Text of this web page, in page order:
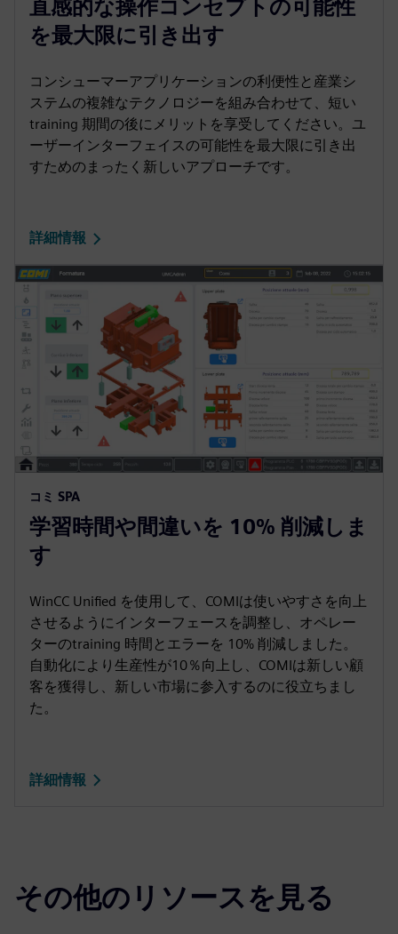
y
n
g
s
e
直感的な操作コンセプトの可能性
を最大限に引き出す
コンシューマーアプリケーションの利便性と産業シ
ステムの複雑なテクノロジーを組み合わせて、短い
training 期間の後にメリットを享受してください。ユ
ーザーインターフェイスの可能性を最大限に引き出
すためのまったく新しいアプローチです。
詳細情報
コミ SPA
学習時間や間違いを 10% 削減しま
す
WinCC Unified を使用して、COMIは使いやすさを向上
させるようにインターフェースを調整し、オペレー
ターのtraining 時間とエラーを 10% 削減しました。
自動化により生産性が10％向上し、COMIは新しい顧
客を獲得し、新しい市場に参入するのに役立ちまし
た。
詳細情報
その他のリソースを見る